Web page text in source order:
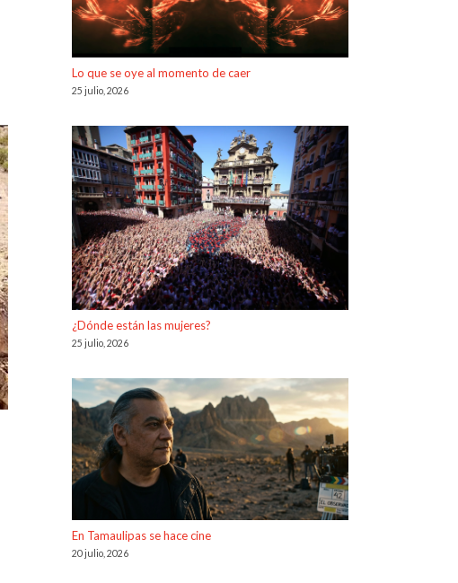
Lo que se oye al momento de caer
25 julio, 2026
¿Dónde están las mujeres?
25 julio, 2026
En Tamaulipas se hace cine
20 julio, 2026